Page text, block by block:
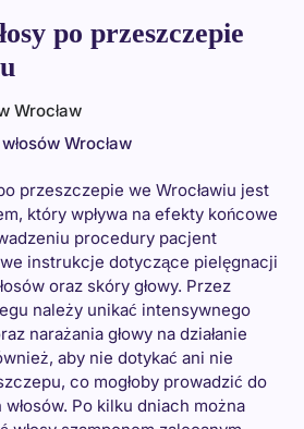
po przeszczepie
Wrocław
przeszczepie we Wrocławiu jest
który wpływa na efekty końcowe
procedury pacjent
instrukcje dotyczące pielęgnacji
oraz skóry głowy. Przez
należy unikać intensywnego
narażania głowy na działanie
aby nie dotykać ani nie
co mogłoby prowadzić do
Po kilku dniach można